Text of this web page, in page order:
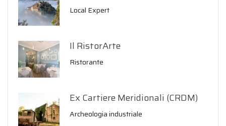
Local Expert
Il RistorArte
Ristorante
Ex Cartiere Meridionali (CRDM)
Archeologia industriale